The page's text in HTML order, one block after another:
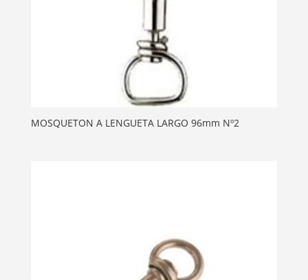
MOSQUETON A LENGUETA LARGO 96mm Nº2